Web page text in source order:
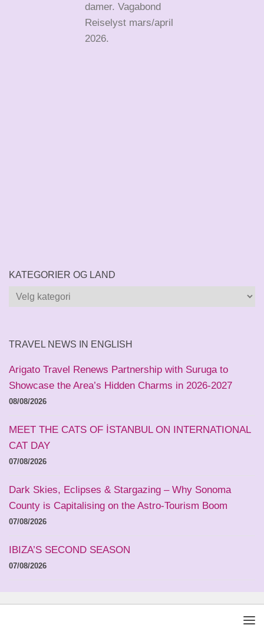
damer. Vagabond
Reiselyst mars/april
2026.
KATEGORIER OG LAND
Kategorier
TRAVEL NEWS IN ENGLISH
Arigato Travel Renews Partnership with Suruga to
Showcase the Area’s Hidden Charms in 2026-2027
08/08/2026
MEET THE CATS OF İSTANBUL ON INTERNATIONAL
CAT DAY
07/08/2026
Dark Skies, Eclipses & Stargazing – Why Sonoma
County is Capitalising on the Astro-Tourism Boom
07/08/2026
IBIZA’S SECOND SEASON
07/08/2026